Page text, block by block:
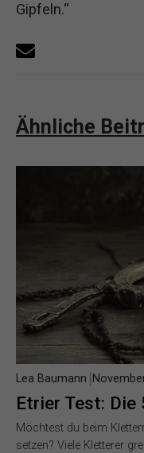
Gipfeln.“
Ähnliche
Etrier Test:
Lea Baumann
Möchtest du beim
setzen? Viele Kletterer